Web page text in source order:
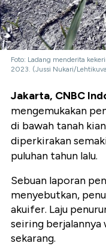
Foto: Ladang menderita
2023. (Jussi Nukari/
Jakarta, CNBC
mengemukakan
di bawah tanah
diperkirakan
puluhan tahun lalu.
Sebuan laporan
menyebutkan,
akuifer. Laju
seiring berjalannya
sekarang.